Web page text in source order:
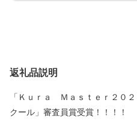
返礼品説明
「Ｋｕｒａ Ｍａｓｔｅｒ２０
クール」審査員賞受賞！！！！